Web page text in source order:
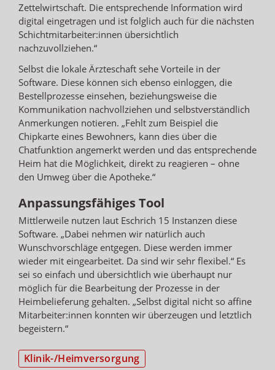
Zettelwirtschaft. Die entsprechende Information wird
digital eingetragen und ist folglich auch für die nächsten
Schichtmitarbeiter:innen übersichtlich
nachzuvollziehen.“
Selbst die lokale Ärzteschaft sehe Vorteile in der
Software. Diese können sich ebenso einloggen, die
Bestellprozesse einsehen, beziehungsweise die
Kommunikation nachvollziehen und selbstverständlich
Anmerkungen notieren. „Fehlt zum Beispiel die
Chipkarte eines Bewohners, kann dies über die
Chatfunktion angemerkt werden und das entsprechende
Heim hat die Möglichkeit, direkt zu reagieren – ohne
den Umweg über die Apotheke.“
Anpassungsfähiges Tool
Mittlerweile nutzen laut Eschrich 15 Instanzen diese
Software. „Dabei nehmen wir natürlich auch
Wunschvorschläge entgegen. Diese werden immer
wieder mit eingearbeitet. Da sind wir sehr flexibel.“ Es
sei so einfach und übersichtlich wie überhaupt nur
möglich für die Bearbeitung der Prozesse in der
Heimbelieferung gehalten. „Selbst digital nicht so affine
Mitarbeiter:innen konnten wir überzeugen und letztlich
begeistern.“
Klinik-/Heimversorgung